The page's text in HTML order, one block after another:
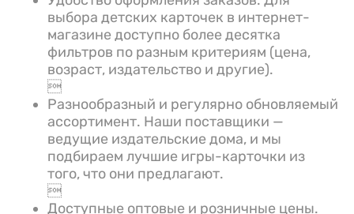
выбора детских карточек в интернет-
магазине доступно более десятка
фильтров по разным критериям (цена,
возраст, издательство и другие).

Разнообразный и регулярно обновляемый
ассортимент. Наши поставщики —
ведущие издательские дома, и мы
подбираем лучшие игры-карточки из
того, что они предлагают.

Доступные оптовые и розничные цены.